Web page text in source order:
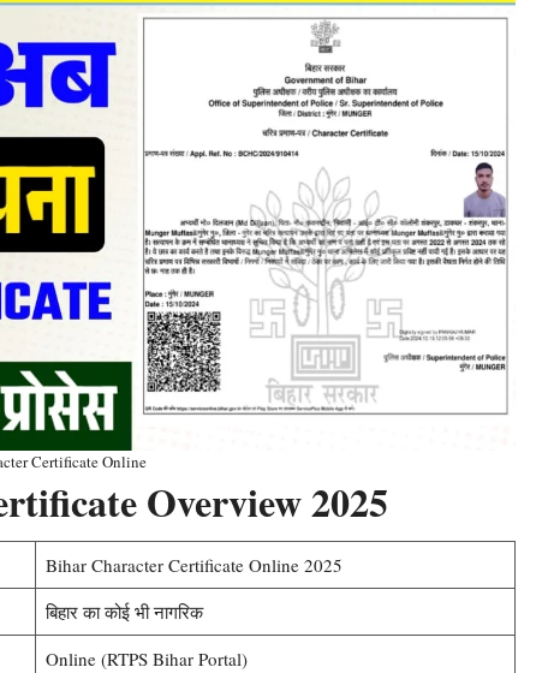
Certificate Online
Overview 2025
Bihar Character Certificate Online 2025
बिहार का कोई भी नागरिक
Online (RTPS Bihar Portal)